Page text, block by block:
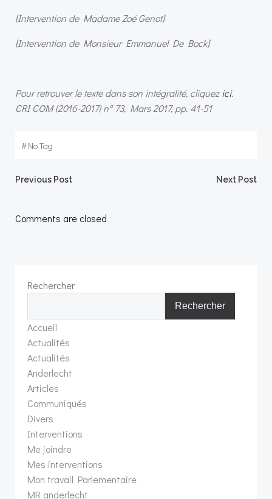
[Intervention de Madame Zoé Genot]
[Intervention de Monsieur Emmanuel De Bock]
Pour retrouver le texte dans son intégralité, cliquez ici.
CRI COM (2016-2017) n° 73, Mars 2017, pp. 41-51
#No Tag
Post
navigation
Previous Post Next Post
Comments are closed
Rechercher
Rechercher
Accueil
Actualités
Actualités
Anderlecht
Articles
Communiqués
Divers
Interventions
Me joindre
Mes interventions
Mon travail Parlementaire
MR anderlecht